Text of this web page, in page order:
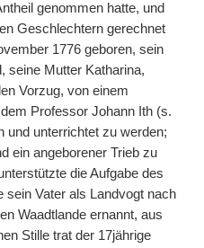
genommen hatte, und
Geschlechtern gerechnet
1776 geboren, sein
seine Mutter Katharina,
Vorzug, von einem
Professor Johann Ith (s.
und unterrichtet zu werden;
ein angeborener Trieb zu
die Aufgabe des
sein Vater als Landvogt nach
Waadtlande ernannt, aus
Stille trat der 17jährige